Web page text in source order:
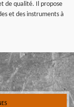
de qualité. Il propose
et des instruments à